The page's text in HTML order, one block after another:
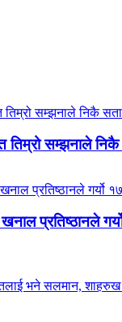
सम्झनाले निकै
प्रतिष्ठानले